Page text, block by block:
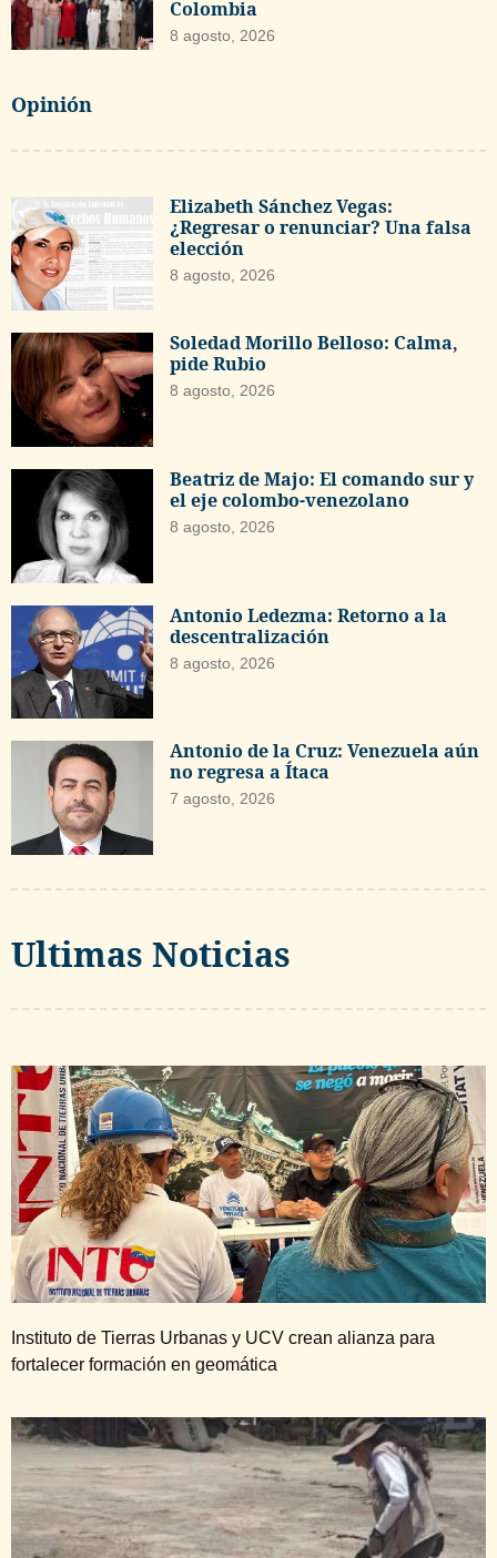
Colombia
8 agosto, 2026
Opinión
Elizabeth Sánchez Vegas:
¿Regresar o renunciar? Una falsa
elección
8 agosto, 2026
Soledad Morillo Belloso: Calma,
pide Rubio
8 agosto, 2026
Beatriz de Majo: El comando sur y
el eje colombo-venezolano
8 agosto, 2026
Antonio Ledezma: Retorno a la
descentralización
8 agosto, 2026
Antonio de la Cruz: Venezuela aún
no regresa a Ítaca
7 agosto, 2026
Ultimas Noticias
Instituto de Tierras Urbanas y UCV crean alianza para
fortalecer formación en geomática